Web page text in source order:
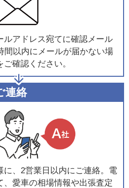
ルアドレス宛てに確認メール
間以内にメールが届かない場
ご確認ください。
連絡
に、2営業日以内にご連絡。電
、愛車の相場情報や出張査定